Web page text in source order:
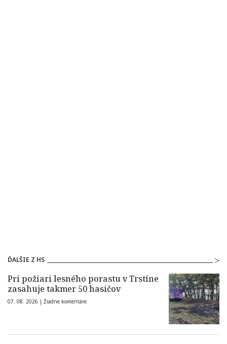
ĎALŠIE Z HS
Pri požiari lesného porastu v Trstíne
zasahuje takmer 50 hasičov
07. 08. 2026 | Žiadne komentáre